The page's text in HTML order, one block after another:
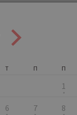
Τ Π Π
1
6 7 8